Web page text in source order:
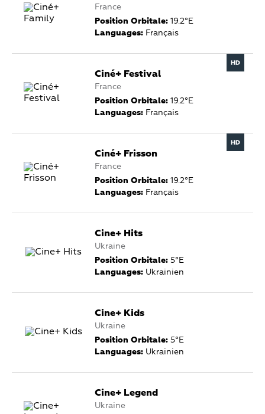
France
Position Orbitale: 19.2°E
Languages: Français
Ciné+ Festival
France
Position Orbitale: 19.2°E
Languages: Français
Ciné+ Frisson
France
Position Orbitale: 19.2°E
Languages: Français
Cine+ Hits
Ukraine
Position Orbitale: 5°E
Languages: Ukrainien
Cine+ Kids
Ukraine
Position Orbitale: 5°E
Languages: Ukrainien
Cine+ Legend
Ukraine